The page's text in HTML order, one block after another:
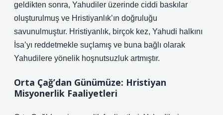
geldikten sonra, Yahudiler üzerinde ciddi baskılar
oluşturulmuş ve Hristiyanlık’ın doğruluğu
savunulmuştur. Hristiyanlık, birçok kez, Yahudi halkını
İsa’yı reddetmekle suçlamış ve buna bağlı olarak
Yahudilere yönelik hoşnutsuzluk artmıştır.
Orta Çağ’dan Günümüze: Hristiyan
Misyonerlik Faaliyetleri